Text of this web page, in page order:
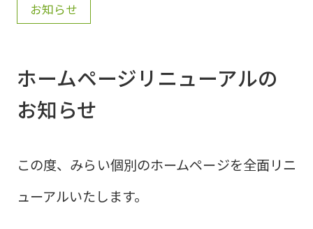
お知らせ
ホームページリニューアルの
お知らせ
この度、みらい個別のホームページを全面リニ
ューアルいたします。